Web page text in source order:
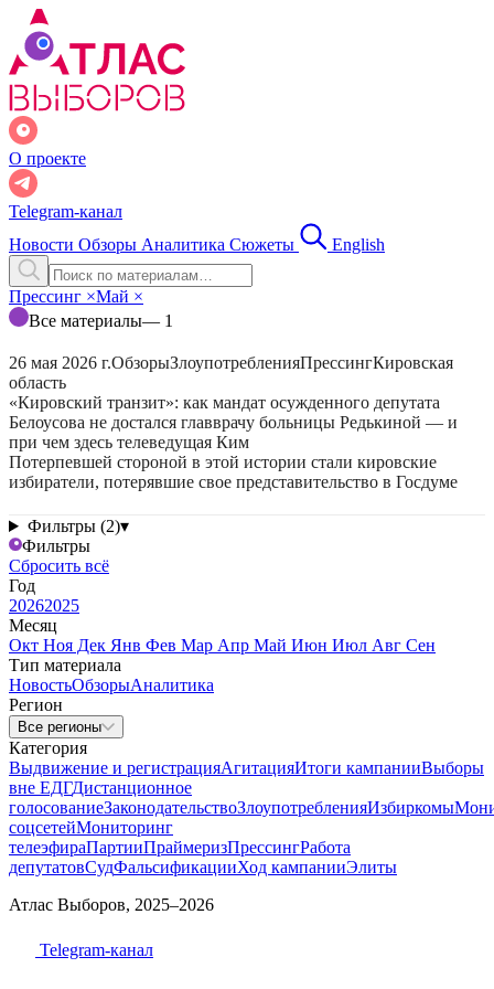
О проекте
Telegram-канал
Новости Обзоры Аналитика Сюжеты English
Прессинг ×Май ×
Все материалы— 1
26 мая 2026 г.ОбзорыЗлоупотребленияПрессингКировская
область
«Кировский транзит»: как мандат осужденного депутата
Белоусова не достался главврачу больницы Редькиной — и
при чем здесь телеведущая Ким
Потерпевшей стороной в этой истории стали кировские
избиратели, потерявшие свое представительство в Госдуме
Фильтры (2)▾
Фильтры
Сбросить всё
Год
20262025
Месяц
Окт Ноя Дек Янв Фев Мар Апр Май Июн Июл Авг Сен
Тип материала
НовостьОбзорыАналитика
Регион
Все регионы
Категория
Выдвижение и регистрацияАгитацияИтоги кампанииВыборы
вне ЕДГДистанционное
голосованиеЗаконодательствоЗлоупотребленияИзбиркомы
соцсетейМониторинг
телеэфираПартииПраймеризПрессингРабота
депутатовСудФальсификацииХод кампанииЭлиты
Атлас Выборов, 2025–2026
Telegram-канал